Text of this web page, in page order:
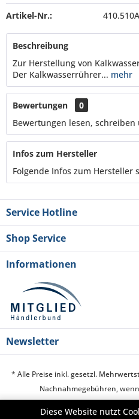
Artikel-Nr.:
Beschreibung
Zur Herstellung von
Der Kalkwasserrührer... mehr
Bewertungen
0
Bewertungen lesen,
Infos zum Hersteller
Folgende Infos zum Hersteller
Service Hotline
Shop Service
Informationen
Newsletter
* Alle Preise inkl. gesetzl.
Nachnahmegebühren,
Cookie-Einstellungen Über uns
Diese Website nutzt